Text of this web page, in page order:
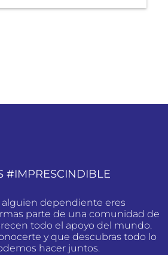
#IMPRESCINDIBLE
alguien dependiente eres
parte de una comunidad de
todo el apoyo del mundo.
y que descubras todo lo
hacer juntos.